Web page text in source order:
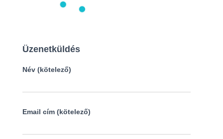
Üzenetküldés
Név (kötelező)
Email cím (kötelező)